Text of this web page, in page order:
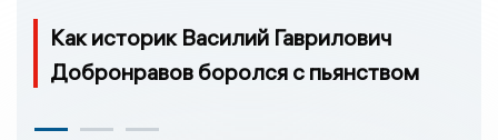
Как историк Василий Гаврилович
Добронравов боролся с пьянством